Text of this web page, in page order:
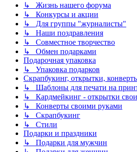
↳ Жизнь нашего форума
↳ Конкурсы и акции
↳ Для группы "журналисты"
↳ Наши поздравления
↳ Совместное творчество
↳ Обмен подарками
Подарочная упаковка
↳ Упаковка подарков
Скрапбукинг, открытки,
↳ Шаблоны для печати на
↳ Кардмейкинг - открытки
↳ Конверты своими руками
↳ Скрапбукинг
↳ Стили
Подарки и праздники
↳ Подарки для мужчин